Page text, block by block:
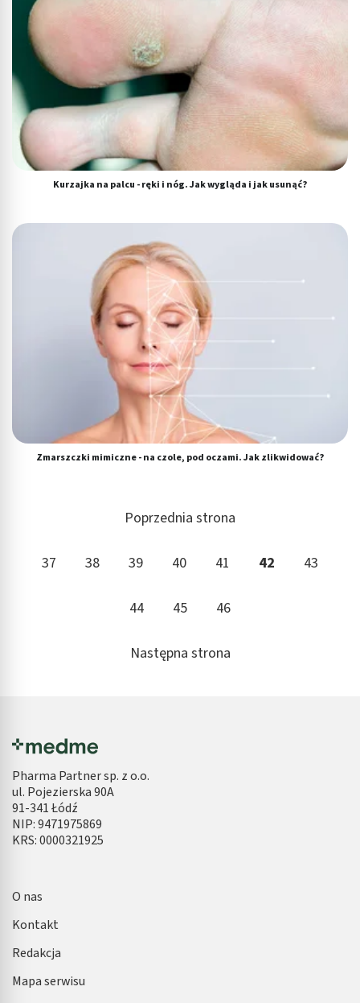
Kurzajka na palcu - ręki i nóg. Jak wygląda i jak usunąć?
Zmarszczki mimiczne - na czole, pod oczami. Jak zlikwidować?
Poprzednia strona
37 38 39 40 41 42 43
44 45 46
Następna strona
Pharma Partner sp. z o.o.
ul. Pojezierska 90A
91-341 Łódź
NIP: 9471975869
KRS: 0000321925
O nas
Kontakt
Redakcja
Mapa serwisu